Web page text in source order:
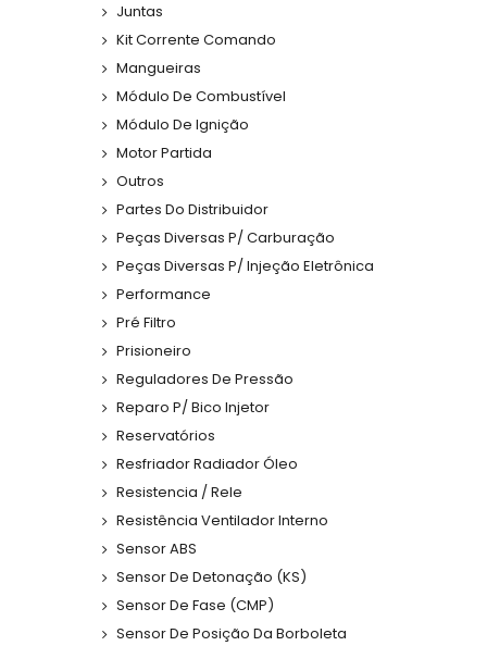
Juntas
Kit Corrente Comando
Mangueiras
Módulo De Combustível
Módulo De Ignição
Motor Partida
Outros
Partes Do Distribuidor
Peças Diversas P/ Carburação
Peças Diversas P/ Injeção Eletrônica
Performance
Pré Filtro
Prisioneiro
Reguladores De Pressão
Reparo P/ Bico Injetor
Reservatórios
Resfriador Radiador Óleo
Resistencia / Rele
Resistência Ventilador Interno
Sensor ABS
Sensor De Detonação (KS)
Sensor De Fase (CMP)
Sensor De Posição Da Borboleta